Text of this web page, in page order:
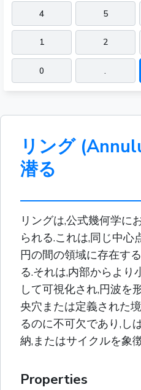
4 5
1 2
0 .
リング
潜る
リングは,公式幾何学に
られる.これは,同じ中
円の間の領域に存在す
る.それは,内部からより
して可視化され,円波を
央穴または定義された
るのに不可欠であり,し
納,またはサイクルを象
Properties